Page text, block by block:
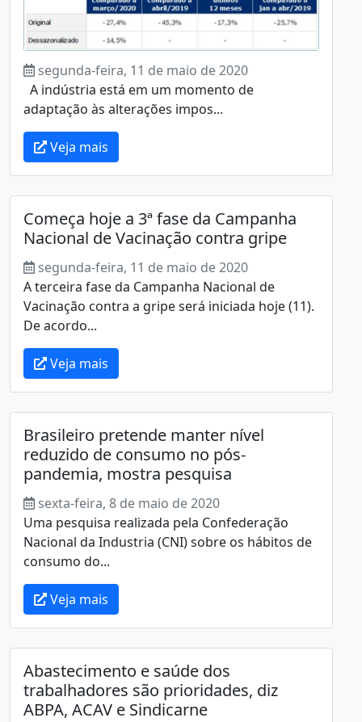
segunda-feira, 11 de maio de 2020
A indústria está em um momento de
adaptação às alterações impos...
Veja mais
Começa hoje a 3ª fase da Campanha
Nacional de Vacinação contra gripe
segunda-feira, 11 de maio de 2020
A terceira fase da Campanha Nacional de
Vacinação contra a gripe será iniciada hoje (11).
De acordo...
Veja mais
Brasileiro pretende manter nível
reduzido de consumo no pós-
pandemia, mostra pesquisa
sexta-feira, 8 de maio de 2020
Uma pesquisa realizada pela Confederação
Nacional da Industria (CNI) sobre os hábitos de
consumo do...
Veja mais
Abastecimento e saúde dos
trabalhadores são prioridades, diz
ABPA, ACAV e Sindicarne